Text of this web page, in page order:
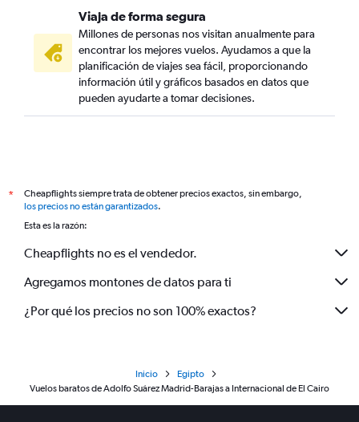
Viaja de forma segura
Millones de personas nos visitan anualmente para
encontrar los mejores vuelos. Ayudamos a que la
planificación de viajes sea fácil, proporcionando
información útil y gráficos basados en datos que
pueden ayudarte a tomar decisiones.
*
Cheapflights siempre trata de obtener precios exactos, sin embargo,
los precios no están garantizados.
Esta es la razón:
Cheapflights no es el vendedor.
Agregamos montones de datos para ti
¿Por qué los precios no son 100% exactos?
Inicio
Egipto
Vuelos baratos de Adolfo Suárez Madrid-Barajas a Internacional de El Cairo